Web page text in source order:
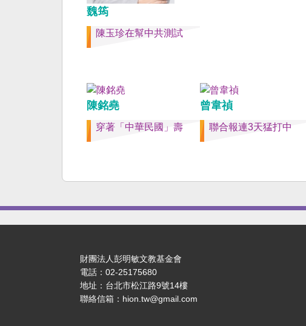
碑銘的國號，台灣也會尊重歷
史，對殘餘中國做歷史的了結，
侵權的新國家，開啟歷史的新樂
章。歷史不會重來，但提供教
訓。 （作者是詩人）
魏筠
陳玉珍在幫中共測試
陳銘堯
穿著「中華民國」壽
曾韋禎
聯合報連3天猛打中
財團法人彭明敏文教基金會
電話：02-25175680
地址：台北市松江路9號14樓
聯絡信箱：hion.tw@gmail.com